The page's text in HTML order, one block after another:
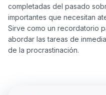
completadas del pasado
importantes que necesitan
Sirve como un recordatorio
abordar las tareas de